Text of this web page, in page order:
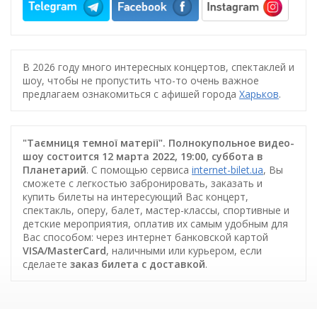
В 2026 году много интересных концертов, спектаклей и
шоу, чтобы не пропустить что-то очень важное
предлагаем ознакомиться с афишей города Харьков.
"Таємниця темної матерії". Полнокупольное видео-
шоу состоится 12 марта 2022, 19:00, суббота в
Планетарий. С помощью сервиса internet-bilet.ua, Вы
сможете с легкостью забронировать, заказать и
купить билеты на интересующий Вас концерт,
спектакль, оперу, балет, мастер-классы, спортивные и
детские мероприятия, оплатив их самым удобным для
Вас способом: через интернет банковской картой
VISA/MasterCard, наличными или курьером, если
сделаете заказ билета c доставкой.